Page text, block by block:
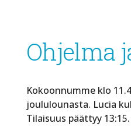
Ohjelma
Kokoonnumme klo
joululounasta. Lucia
Tilaisuus päättyy 13:15.